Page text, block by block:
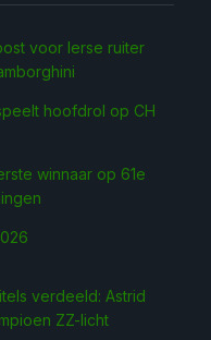
voor Ierse ruiter
hoofdrol op CH
win­naar op 61e
verdeeld: Astrid
ZZ-licht